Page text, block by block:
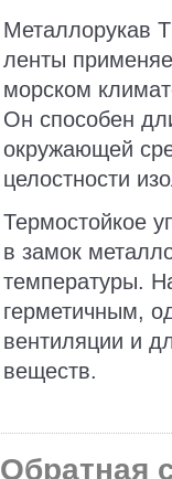
Металлорукав
ленты
морском
Он способен
окружающей
целостности
Термостойкое
в замок
температуры.
герметичным,
вентиляции и
веществ.
Обратная